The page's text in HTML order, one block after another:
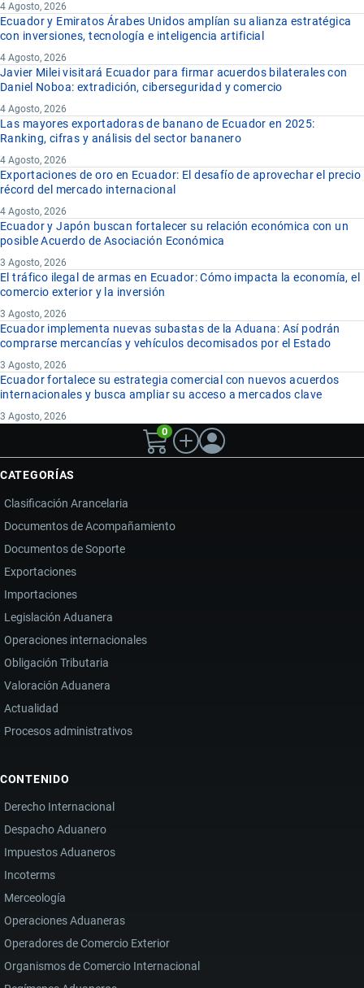
4 Agosto, 2026
Ecuador y Emiratos Árabes Unidos amplían su alianza estratégica
con inversiones, tecnología e inteligencia artificial
4 Agosto, 2026
Javier Milei visitará Ecuador para firmar acuerdos bilaterales con
Daniel Noboa: extradición, ciberseguridad y comercio
4 Agosto, 2026
Las mayores exportadoras de banano de Ecuador en 2025:
Ranking, cifras y análisis del sector bananero
4 Agosto, 2026
Exportaciones de oro en Ecuador: El desafío de aprovechar el precio
récord del mercado internacional
4 Agosto, 2026
Ecuador y Japón buscan fortalecer su relación económica con un
posible Acuerdo de Asociación Económica
3 Agosto, 2026
El tráfico ilegal de armas en Ecuador: Cómo impacta la economía, el
comercio exterior y la inversión
3 Agosto, 2026
Ecuador implementa nuevas subastas de la Aduana: Así podrán
comprarse mercancías y vehículos decomisados por el Estado
3 Agosto, 2026
Ecuador fortalece su estrategia comercial con nuevos acuerdos
internacionales y busca ampliar su acceso a mercados clave
3 Agosto, 2026
0
CATEGORÍAS
Clasificación Arancelaria
Documentos de Acompañamiento
Documentos de Soporte
Exportaciones
Importaciones
Legislación Aduanera
Operaciones internacionales
Obligación Tributaria
Valoración Aduanera
Actualidad
Procesos administrativos
CONTENIDO
Derecho Internacional
Despacho Aduanero
Impuestos Aduaneros
Incoterms
Merceología
Operaciones Aduaneras
Operadores de Comercio Exterior
Organismos de Comercio Internacional